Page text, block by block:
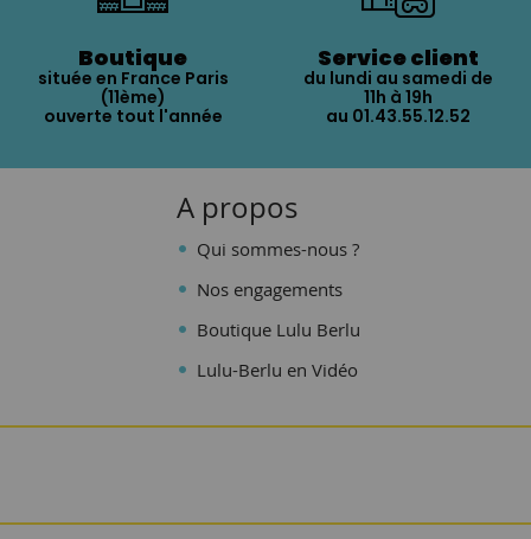
Boutique
située en France Paris
(11ème)
ouverte tout l'année
Service client
du lundi au samedi de
11h à 19h
au 01.43.55.12.52
A propos
Qui sommes-nous ?
Nos engagements
Boutique Lulu Berlu
Lulu-Berlu en Vidéo